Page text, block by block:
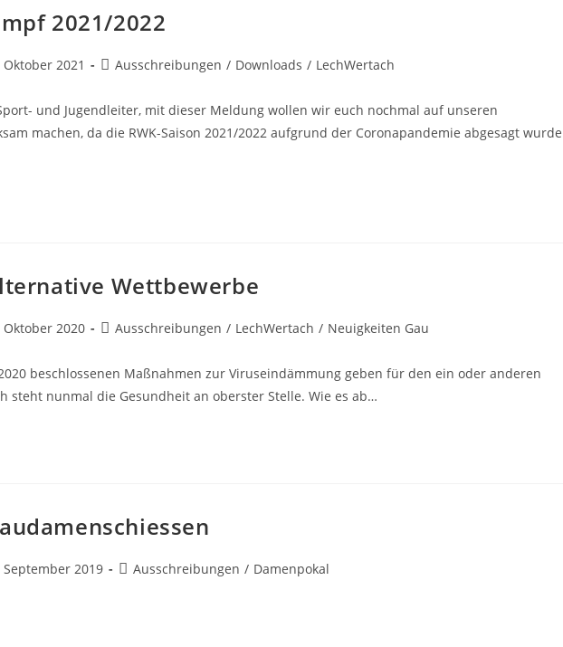
2021/2022
Oktober 2021
Beitrags-
Ausschreibungen / Downloads / LechWertach
und Jugendleiter, mit dieser Meldung wollen wir euch nochmal auf unseren
machen, da die RWK-Saison 2021/2022 aufgrund der Coronapandemie abgesagt wurde
Wettbewerbe
Oktober 2020
Beitrags-
Ausschreibungen / LechWertach / Neuigkeiten Gau
beschlossenen Maßnahmen zur Viruseindämmung geben für den ein oder anderen
steht nunmal die Gesundheit an oberster Stelle. Wie es ab…
September 2019
Beitrags-
Ausschreibungen / Damenpokal